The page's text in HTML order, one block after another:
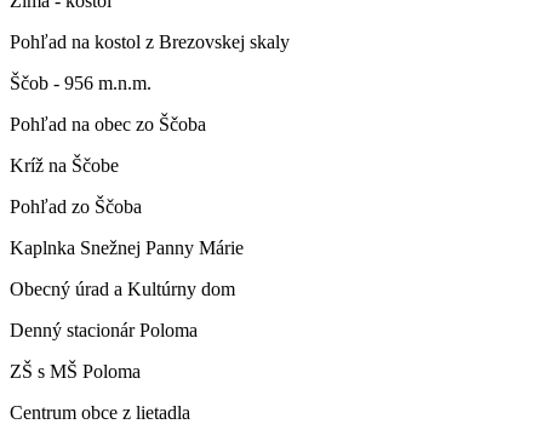
Pohľad na kostol z Brezovskej skaly
Ščob - 956 m.n.m.
Pohľad na obec zo Ščoba
Kríž na Ščobe
Pohľad zo Ščoba
Kaplnka Snežnej Panny Márie
Obecný úrad a Kultúrny dom
Denný stacionár Poloma
ZŠ s MŠ Poloma
Centrum obce z lietadla